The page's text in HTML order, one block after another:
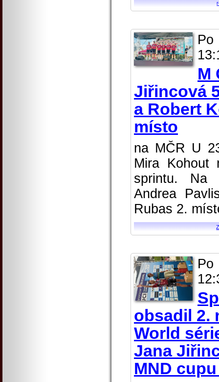
M
Jiřincová
a Robert
místo
na MČR U
Mira Kohout
sprintu. Na
Andrea
Rubas 2.
obsadil 2.
World
Jana
MND